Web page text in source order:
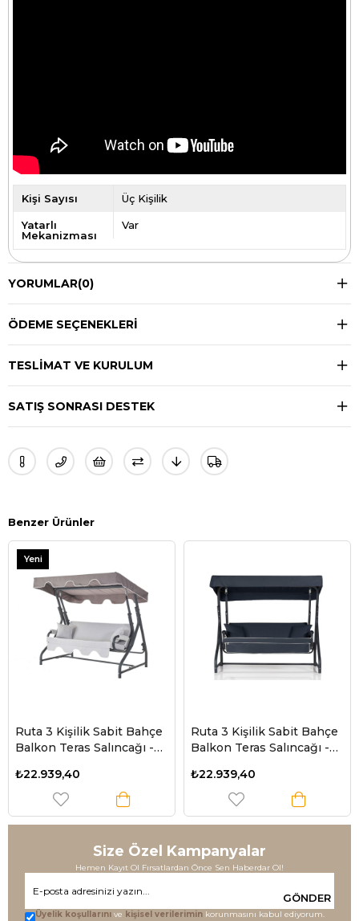
Kişi Sayısı Üç Kişilik
Yatarlı
Mekanizması
Var
YORUMLAR(0)
ÖDEME SEÇENEKLERI
TESLIMAT VE KURULUM
SATIŞ SONRASI DESTEK
Benzer Ürünler
Ruta 3 Kişilik Sabit Bahçe
Balkon Teras Salıncağı -
Gri
₺22.939,40
Yeni
Ürün
Ruta 3 Kişilik Sabit Bahçe
Balkon Teras Salıncağı -
₺22.939,40
Size Özel Kampanyalar
Hemen Kayıt Ol Fırsatlardan Önce Sen Haberdar Ol!
GÖNDER
Üyelik koşullarını ve kişisel verilerimin korunmasını kabul ediyorum.